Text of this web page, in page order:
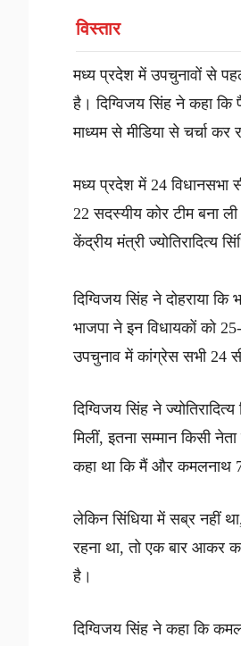
विस्तार
मध्य प्रदेश में उपचुनावों से
है। दिग्विजय सिंह ने कहा कि
माध्यम से मीडिया से चर्चा कर
मध्य प्रदेश में 24 विधानसभा
22 सदस्यीय कोर टीम बना
केंद्रीय मंत्री ज्योतिरादित्य
दिग्विजय सिंह ने दोहराया
भाजपा ने इन विधायकों को
उपचुनाव में कांग्रेस सभी 24
दिग्विजय सिंह ने
मिलीं, इतना सम्मान किसी
कहा था कि मैं और कमलनाथ
लेकिन सिंधिया में सब्र नहीं
रहना था, तो एक बार आकर
है।
दिग्विजय सिंह ने कहा कि